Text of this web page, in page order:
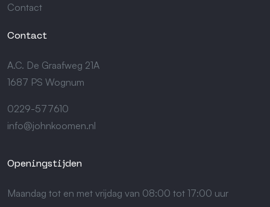
Contact
Contact
A.C. De Graafweg 21A
1687 PS Wognum
0229-577610
info@johnkoomen.nl
Openingstijden
Maandag tot en met vrijdag van 08:00 tot 17:00 uur